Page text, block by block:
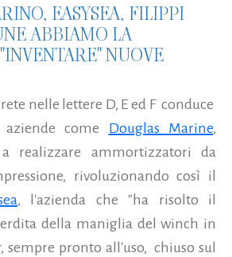
EASYSEA, FILIPPI
ABBIAMO LA
NUOVE
nelle lettere D, E ed F conduce
come Douglas Marine,
realizzare ammortizzatori da
rivoluzionando così il
, l'azienda che "ha risolto il
della maniglia del winch in
sempre pronto all'uso, chiuso sul